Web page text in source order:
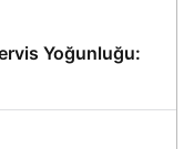
Yoğunluğu: